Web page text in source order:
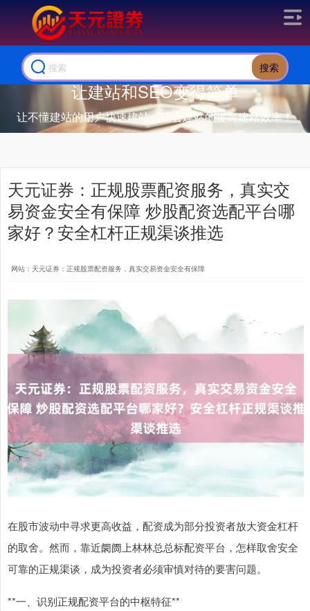
搜索
让建站和SEO变得简单
让不懂建站的用户快速建站，让会建站的提高建站效率！
天元证券：正规股票配资服务，真实交
易资金安全有保障 炒股配资选配平台哪
家好？安全杠杆正规渠谈推选
网站：天元证券：正规股票配资服务，真实交易资金安全有保障
在股市波动中寻求更高收益，配资成为部分投资者放大资金杠杆
的取舍。然而，靠近阛阓上林林总总标配资平台，怎样取舍安全
可靠的正规渠谈，成为投资者必须审慎对待的要害问题。
**一、识别正规配资平台的中枢特征**